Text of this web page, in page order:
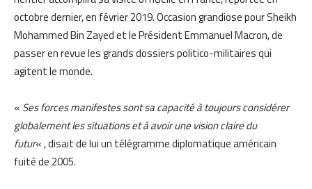
octobre dernier, en février 2019. Occasion grandiose pour Sheikh
Mohammed Bin Zayed et le Président Emmanuel Macron, de
passer en revue les grands dossiers politico-militaires qui
agitent le monde.
« Ses forces manifestes sont sa capacité à toujours considérer
globalement les situations et à avoir une vision claire du
futur« , disait de lui un télégramme diplomatique américain
fuité de 2005.